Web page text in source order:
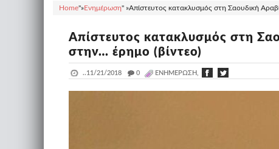
Home"»Ενημέρωση" »Απίστευτος κατακλυσμός στη Σαουδική
Απίστευτος κατακλυσμός στη
στην… έρημο (βίντεο)
..11/21/2018 _ 0 ΕΝΗΜΈΡΩΣΗ,